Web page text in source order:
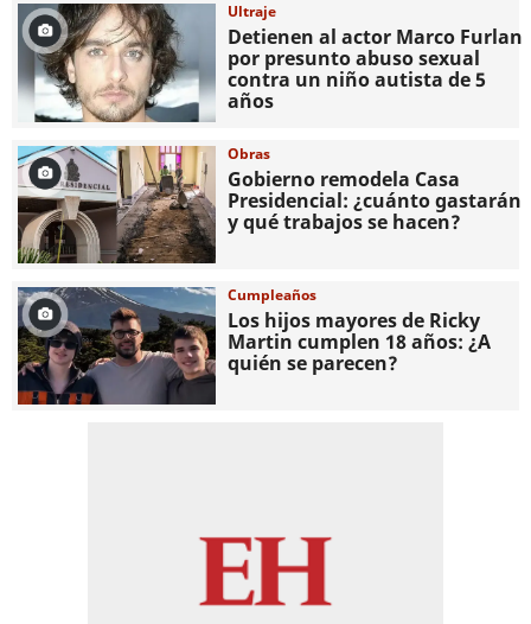
Ultraje
Detienen al actor Marco Furlan
por presunto abuso sexual
contra un niño autista de 5
años
Obras
Gobierno remodela Casa
Presidencial: ¿cuánto gastarán
y qué trabajos se hacen?
Cumpleaños
Los hijos mayores de Ricky
Martin cumplen 18 años: ¿A
quién se parecen?